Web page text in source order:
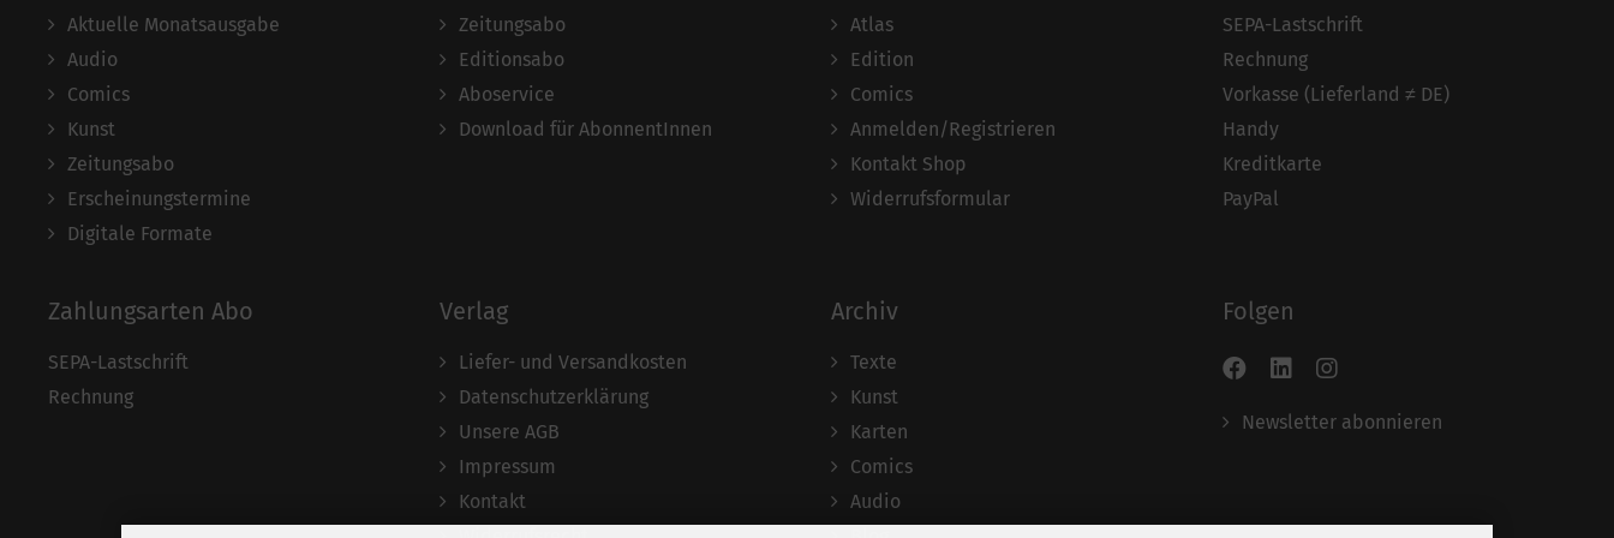
Aktuelle Monatsausgabe
Audio
Comics
Kunst
Zeitungsabo
Erscheinungstermine
Digitale Formate
Zeitungsabo
Editionsabo
Aboservice
Download für AbonnentInnen
Atlas
Edition
Comics
Anmelden/Registrieren
Kontakt Shop
Widerrufsformular
SEPA-Lastschrift
Rechnung
Vorkasse (Lieferland ≠ DE)
Handy
Kreditkarte
PayPal
Zahlungsarten Abo
SEPA-Lastschrift
Rechnung
Verlag
Liefer- und Versandkosten
Datenschutzerklärung
Unsere AGB
Impressum
Kontakt
Archiv
Texte
Kunst
Karten
Comics
Audio
Folgen
Newsletter abonnieren